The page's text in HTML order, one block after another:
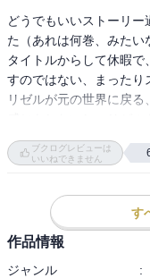
どうでもいいストーリ
た（あれは何巻、みたい
タイトルからして休暇
すのではない、まったり
リゼルが元の世界に戻
ね。
ブクログレビューは
いいねできません
す
作品情報
ジャンル :